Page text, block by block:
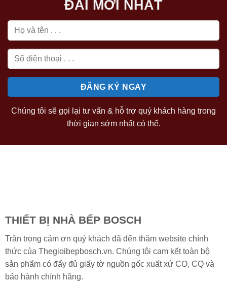
ĐÃI MỚI NHẤT
Chúng tôi sẽ gọi lại tư vấn & hỗ trợ quý khách hàng trong
thời gian sớm nhất có thể.
THIẾT BỊ NHÀ BẾP BOSCH
Trân trọng cảm ơn quý khách đã đến thăm website chính
thức của Thegioibepbosch.vn. Chúng tôi cam kết toàn bộ
sản phẩm có đẩy đủ giấy tờ nguồn gốc xuất xứ CO, CQ và
bảo hành chính hãng.